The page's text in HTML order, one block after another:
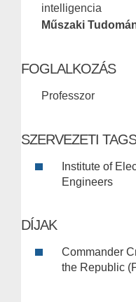
intelligencia
Műszaki
FOGLALKOZÁS
Professzor
SZERVEZETI
Institute of
Engineers
DÍJAK
Commander
the Republic